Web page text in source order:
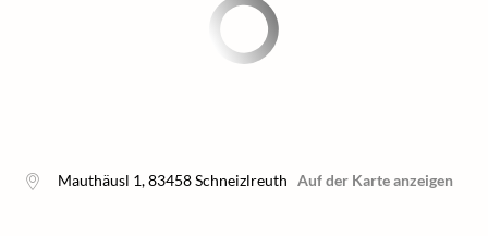
Mauthäusl 1,83458Schneizlreuth Auf der Karte anzeigen